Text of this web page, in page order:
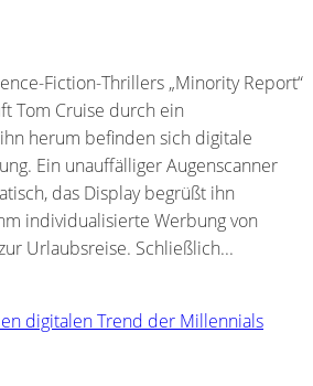
Fiction-Thrillers „Minority Report“
Tom Cruise durch ein
herum befinden sich digitale
Ein unauffälliger Augenscanner
das Display begrüßt ihn
individualisierte Werbung von
Urlaubsreise. Schließlich...